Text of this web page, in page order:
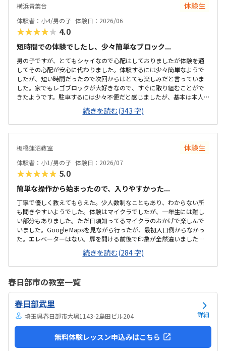
横浜青葉台 体験生
体験者：小4/男の子 体験日：2026/06
★★★★★ 4.0
短時間での体験でしたし、少々簡単なブロック...
男の子ですが、とてもシャイなので心配はしておりましたが体験を通
してその心配が安心に代わりました。体験するには少々簡単なようで
したが、短い時間だったので次回からはとても楽しみだと言っていま
した。家でもレゴブロックが大好きなので、すぐに取り組むことがで
きたようです。駐車するには少々不便だと感じましたが、基本は本人
の送迎だけになるので問題ないと感じましたし、駅ちかでなくても車
なので問題ないです落ち着いた雰囲気でしたが、作業スペースが子供
の人数には狭いのではないかと思いました。せめて1か月3回 もしく
は90分ではなく120分だといいかなと、プログラミング教室は週1回の
ので、これから良い点が増えてくるのではないかと思います。
続きを読む(343 字)
板橋蓮沼教室 体験生
体験者：小1/男の子 体験日：2026/07
★★★★★ 5.0
簡単な操作から始まったので、入りやすかった...
丁寧で優しく教えてもらえた。少人数制なこともあり、わからない所
も聞きやすいようでした。体験はマイクラでしたが、一年生には難し
い部分もありました。ただ日頃知ってるマイクラのおかげで楽しんで
いました。Google Mapsを見ながら行ったが、最初入口側からなかっ
た。エレベーターはない。扉を開ける前後で印象が全然違いました。
とても綺麗で、広々としていました。教室内は土足でしたが、全体的
に綺麗でした。プログラミングあるあるですが、やっぱり月2回にして
は高い。他の習い事もしているので悩みどころです。マイクラで遊ん
続きを読む(284 字)
春日部市の教室一覧
春日部武里
埼玉県春日部市大場1143-2島田ビル204 詳細
無料体験レッスン申込みはこちら